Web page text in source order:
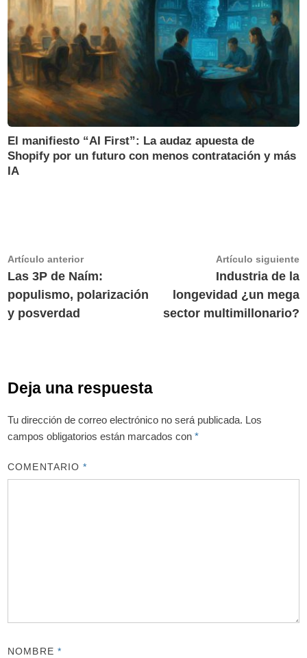
El manifiesto “AI First”: La audaz apuesta de
Shopify por un futuro con menos contratación y más
IA
Navegación
de
entradas
Artículo anteriorArtículo
anterior:
Las 3P de Naím:
populismo, polarización
y posverdad
Artículo siguiente
Industria de la
longevidad ¿un mega
sector multimillonario?
Deja una respuesta
Tu dirección de correo electrónico no será publicada. Los
campos obligatorios están marcados con*
COMENTARIO*
NOMBRE *